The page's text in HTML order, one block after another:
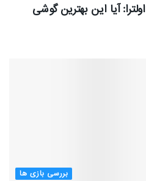
تکفارس؛ بررسی گلکسی S25 اولترا: آیا این بهترین گوشی
بررسی بازی ها